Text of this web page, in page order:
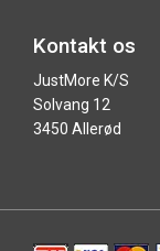
Kontakt os
JustMore K/S
Solvang 12
3450 Allerød